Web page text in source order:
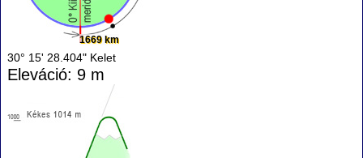
1669 km
30° 15' 28.404" Kelet
Eleváció: 9 m